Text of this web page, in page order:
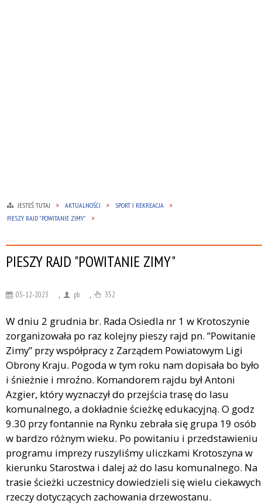
JESTEŚ TUTAJ AKTUALNOŚCI
SPORT I REKREACJA
PIESZY RAJD "POWITANIE ZIMY"
PIESZY RAJD "POWITANIE ZIMY"
05-12-2023 pb 352
W dniu 2 grudnia br. Rada Osiedla nr 1 w Krotoszynie
zorganizowała po raz kolejny pieszy rajd pn. ”Powitanie
Zimy” przy współpracy z Zarządem Powiatowym Ligi
Obrony Kraju. Pogoda w tym roku nam dopisała bo było
i śnieżnie i mroźno. Komandorem rajdu był Antoni
Azgier, który wyznaczył do przejścia trasę do lasu
komunalnego, a dokładnie ścieżkę edukacyjną. O godz
9.30 przy fontannie na Rynku zebrała się grupa 19 osób
w bardzo różnym wieku. Po powitaniu i przedstawieniu
programu imprezy ruszyliśmy uliczkami Krotoszyna w
kierunku Starostwa i dalej aż do lasu komunalnego. Na
trasie ścieżki uczestnicy dowiedzieli się wielu ciekawych
rzeczy dotyczących zachowania drzewostanu.